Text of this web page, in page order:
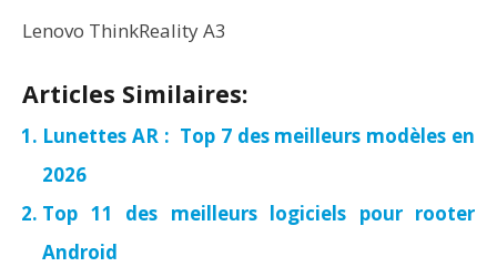
Lenovo ThinkReality A3
Articles Similaires:
Lunettes AR : Top 7 des meilleurs modèles en
2026
Top 11 des meilleurs logiciels pour rooter
Android